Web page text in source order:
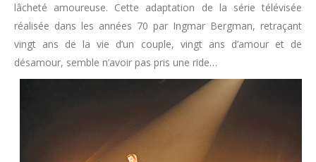
lâcheté amoureuse. Cette adaptation de la série télévisée
réalisée dans les années 70 par Ingmar Bergman, retraçant
vingt ans de la vie d’un couple, vingt ans d’amour et de
désamour, semble n’avoir pas pris une ride…